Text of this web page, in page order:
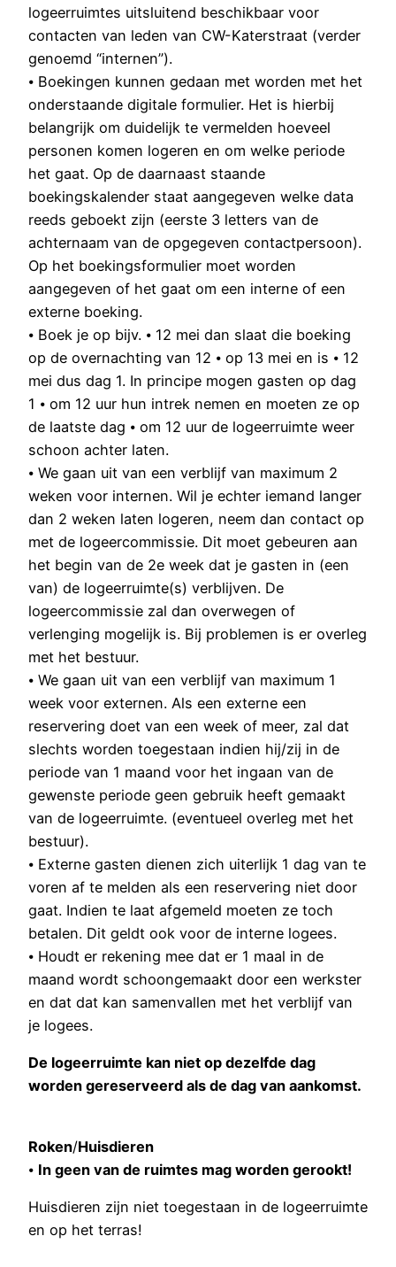
logeerruimtes uitsluitend beschikbaar voor
contacten van leden van CW-Katerstraat (verder
genoemd “internen”).
⦁ Boekingen kunnen gedaan met worden met het
onderstaande digitale formulier. Het is hierbij
belangrijk om duidelijk te vermelden hoeveel
personen komen logeren en om welke periode
het gaat. Op de daarnaast staande
boekingskalender staat aangegeven welke data
reeds geboekt zijn (eerste 3 letters van de
achternaam van de opgegeven contactpersoon).
Op het boekingsformulier moet worden
aangegeven of het gaat om een interne of een
externe boeking.
⦁ Boek je op bijv. ⦁ 12 mei dan slaat die boeking
op de overnachting van 12 ⦁ op 13 mei en is ⦁ 12
mei dus dag 1. In principe mogen gasten op dag
1 ⦁ om 12 uur hun intrek nemen en moeten ze op
de laatste dag ⦁ om 12 uur de logeerruimte weer
schoon achter laten.
⦁ We gaan uit van een verblijf van maximum 2
weken voor internen. Wil je echter iemand langer
dan 2 weken laten logeren, neem dan contact op
met de logeercommissie. Dit moet gebeuren aan
het begin van de 2e week dat je gasten in (een
van) de logeerruimte(s) verblijven. De
logeercommissie zal dan overwegen of
verlenging mogelijk is. Bij problemen is er overleg
met het bestuur.
⦁ We gaan uit van een verblijf van maximum 1
week voor externen. Als een externe een
reservering doet van een week of meer, zal dat
slechts worden toegestaan indien hij/zij in de
periode van 1 maand voor het ingaan van de
gewenste periode geen gebruik heeft gemaakt
van de logeerruimte. (eventueel overleg met het
bestuur).
⦁ Externe gasten dienen zich uiterlijk 1 dag van te
voren af te melden als een reservering niet door
gaat. Indien te laat afgemeld moeten ze toch
betalen. Dit geldt ook voor de interne logees.
⦁ Houdt er rekening mee dat er 1 maal in de
maand wordt schoongemaakt door een werkster
en dat dat kan samenvallen met het verblijf van
je logees.
De logeerruimte kan niet op dezelfde dag
worden gereserveerd als de dag van aankomst.
Roken/Huisdieren
⦁ In geen van de ruimtes mag worden gerookt!
Huisdieren zijn niet toegestaan in de logeerruimte
en op het terras!